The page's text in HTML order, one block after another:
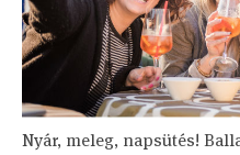
Nyár, meleg, napsütés!